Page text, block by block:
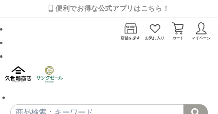
便利でお得な公式アプリはこちら！
店舗を探す お気に入り カート マイページ